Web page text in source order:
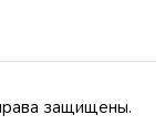
защищены.